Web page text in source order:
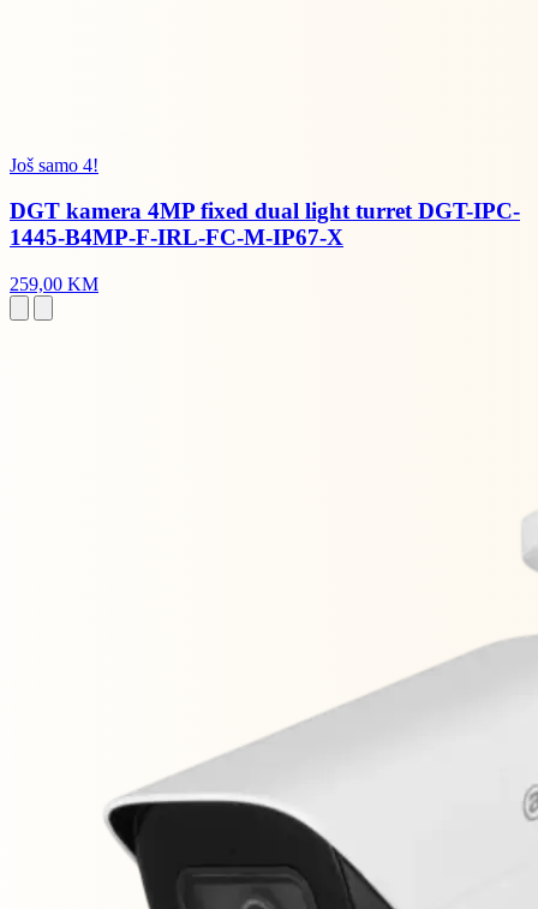
Još samo 4!
DGT kamera 4MP fixed dual light turret DGT-IPC-
1445-B4MP-F-IRL-FC-M-IP67-X
259,00 KM